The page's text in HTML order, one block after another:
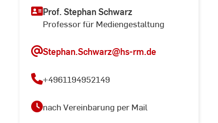
Prof. Stephan Schwarz
Professor für Mediengestaltung
Stephan.Schwarz@hs-rm.de
+4961194952149
nach Vereinbarung per Mail